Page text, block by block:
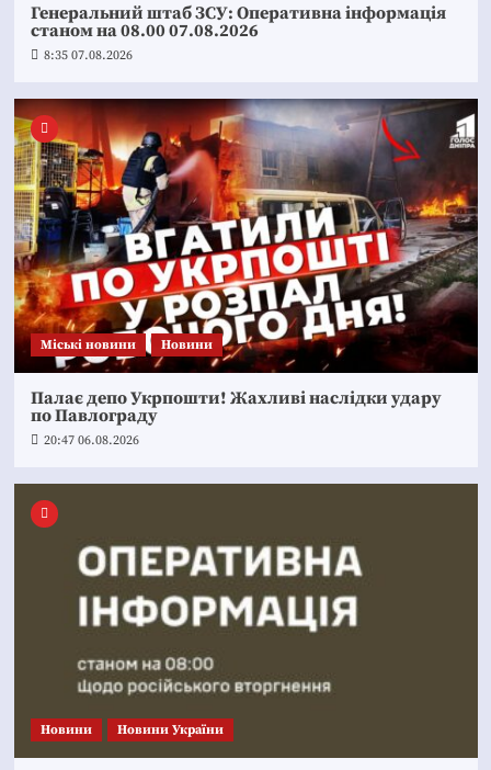
Генеральний штаб ЗСУ: Оперативна інформація
станом на 08.00 07.08.2026
8:35 07.08.2026
Mіські новини Новини
Палає депо Укрпошти! Жахливі наслідки удару
по Павлограду
20:47 06.08.2026
Новини Новини України